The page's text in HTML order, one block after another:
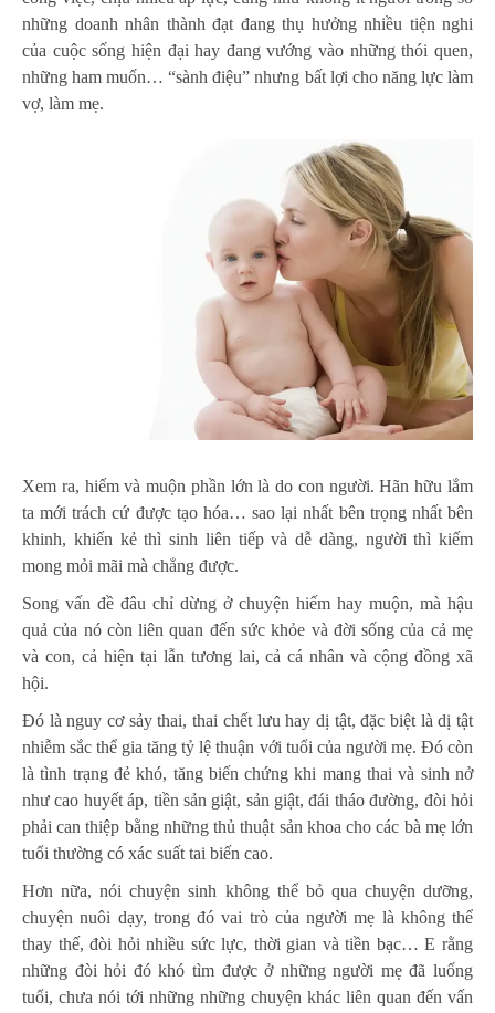
những doanh nhân thành đạt đang thụ hưởng nhiều tiện nghi
của cuộc sống hiện đại hay đang vướng vào những thói quen,
những ham muốn… “sành điệu” nhưng bất lợi cho năng lực làm
vợ, làm mẹ.
Xem ra, hiếm và muộn phần lớn là do con người. Hãn hữu lắm
ta mới trách cứ được tạo hóa… sao lại nhất bên trọng nhất bên
khinh, khiến kẻ thì sinh liên tiếp và dễ dàng, người thì kiếm
mong mỏi mãi mà chẳng được.
Song vấn đề đâu chỉ dừng ở chuyện hiếm hay muộn, mà hậu
quả của nó còn liên quan đến sức khỏe và đời sống của cả mẹ
và con, cả hiện tại lẫn tương lai, cả cá nhân và cộng đồng xã
hội.
Đó là nguy cơ sảy thai, thai chết lưu hay dị tật, đặc biệt là dị tật
nhiễm sắc thể gia tăng tỷ lệ thuận với tuổi của người mẹ. Đó còn
là tình trạng đẻ khó, tăng biến chứng khi mang thai và sinh nở
như cao huyết áp, tiền sản giật, sản giật, đái tháo đường, đòi hỏi
phải can thiệp bằng những thủ thuật sản khoa cho các bà mẹ lớn
tuổi thường có xác suất tai biến cao.
Hơn nữa, nói chuyện sinh không thể bỏ qua chuyện dưỡng,
chuyện nuôi dạy, trong đó vai trò của người mẹ là không thể
thay thế, đòi hỏi nhiều sức lực, thời gian và tiền bạc… E rằng
những đòi hỏi đó khó tìm được ở những người mẹ đã luống
tuổi, chưa nói tới những những chuyện khác liên quan đến vấn